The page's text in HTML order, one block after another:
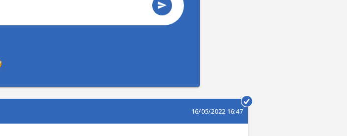
16/05/2022 16:47